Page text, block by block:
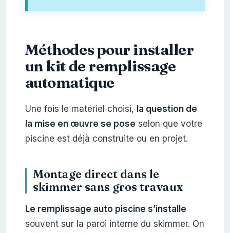
Méthodes pour installer
un kit de remplissage
automatique
Une fois le matériel choisi, la question de
la mise en œuvre se pose selon que votre
piscine est déjà construite ou en projet.
Montage direct dans le
skimmer sans gros travaux
Le remplissage auto piscine s’installe
souvent sur la paroi interne du skimmer. On